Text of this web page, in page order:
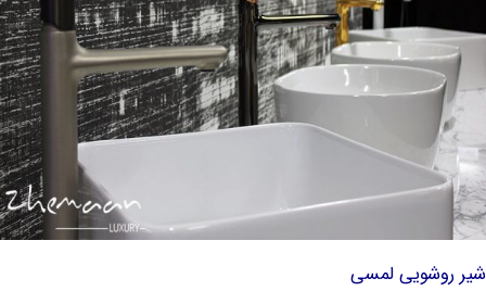
روشویی لمسی